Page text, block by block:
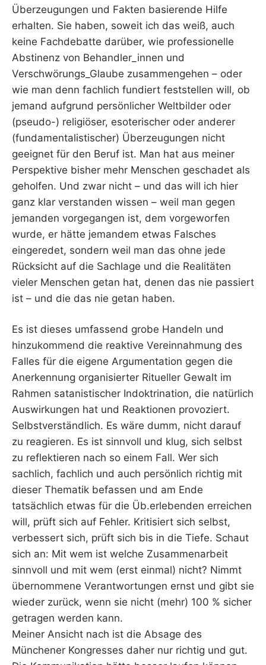
Überzeugungen und Fakten basierende Hilfe
erhalten. Sie haben, soweit ich das weiß, auch
keine Fachdebatte darüber, wie professionelle
Abstinenz von Behandler_innen und
Verschwörungs_Glaube zusammengehen – oder
wie man denn fachlich fundiert feststellen will, ob
jemand aufgrund persönlicher Weltbilder oder
(pseudo-) religiöser, esoterischer oder anderer
(fundamentalistischer) Überzeugungen nicht
geeignet für den Beruf ist. Man hat aus meiner
Perspektive bisher mehr Menschen geschadet als
geholfen. Und zwar nicht – und das will ich hier
ganz klar verstanden wissen – weil man gegen
jemanden vorgegangen ist, dem vorgeworfen
wurde, er hätte jemandem etwas Falsches
eingeredet, sondern weil man das ohne jede
Rücksicht auf die Sachlage und die Realitäten
vieler Menschen getan hat, denen das nie passiert
ist – und die das nie getan haben.
Es ist dieses umfassend grobe Handeln und
hinzukommend die reaktive Vereinnahmung des
Falles für die eigene Argumentation gegen die
Anerkennung organisierter Ritueller Gewalt im
Rahmen satanistischer Indoktrination, die natürlich
Auswirkungen hat und Reaktionen provoziert.
Selbstverständlich. Es wäre dumm, nicht darauf
zu reagieren. Es ist sinnvoll und klug, sich selbst
zu reflektieren nach so einem Fall. Wer sich
sachlich, fachlich und auch persönlich richtig mit
dieser Thematik befassen und am Ende
tatsächlich etwas für die Üb.erlebenden erreichen
will, prüft sich auf Fehler. Kritisiert sich selbst,
verbessert sich, prüft sich bis in die Tiefe. Schaut
sich an: Mit wem ist welche Zusammenarbeit
sinnvoll und mit wem (erst einmal) nicht? Nimmt
übernommene Verantwortungen ernst und gibt sie
wieder zurück, wenn sie nicht (mehr) 100 % sicher
getragen werden kann.
Meiner Ansicht nach ist die Absage des
Münchener Kongresses daher nur richtig und gut.